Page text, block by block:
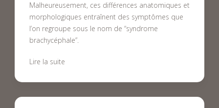
Malheureusement, ces différences anatomiques et
morphologiques entraînent des symptômes que
l’on regroupe sous le nom de “syndrome
brachycéphale”.
Lire la suite